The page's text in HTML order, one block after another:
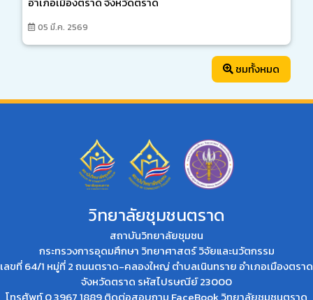
05 มี.ค. 2569
ชมทั้งหมด
วิทยาลัยชุมชนตราด
สถาบันวิทยาลัยชุมชน
กระทรวงการอุดมศึกษา วิทยาศาสตร์ วิจัยและนวัตกรรม
เลขที่ 64/1 หมู่ที่ 2 ถนนตราด-คลองใหญ่ ตำบลเนินทราย อำเภอเมืองตราด
จังหวัดตราด รหัสไปรษณีย์ 23000